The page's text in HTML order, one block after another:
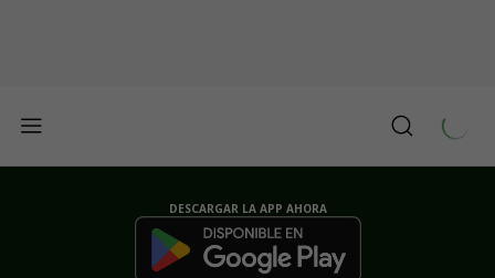
DESCARGAR LA APP AHORA